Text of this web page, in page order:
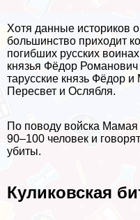
Хотя данные историков
большинство приходит
погибших русских
князья Фё­дор
тарусские князь Фё­дор
Пересвет и Ослябля.
По поводу войска
90–100 человек и
убиты.
Куликовская